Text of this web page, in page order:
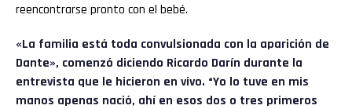
reencontrarse pronto con el bebé.
«La familia está toda convulsionada con la aparición de
Dante», comenzó diciendo Ricardo Darín durante la
entrevista que le hicieron en vivo. “Yo lo tuve en mis
manos apenas nació, ahí en esos dos o tres primeros